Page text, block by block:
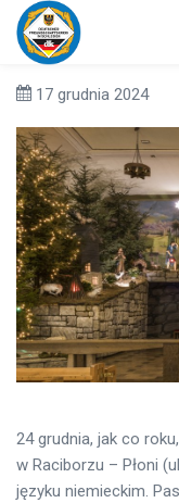
17 grudnia 2024
24 grudnia, jak co
w Raciborzu – Płoni
języku niemieckim.